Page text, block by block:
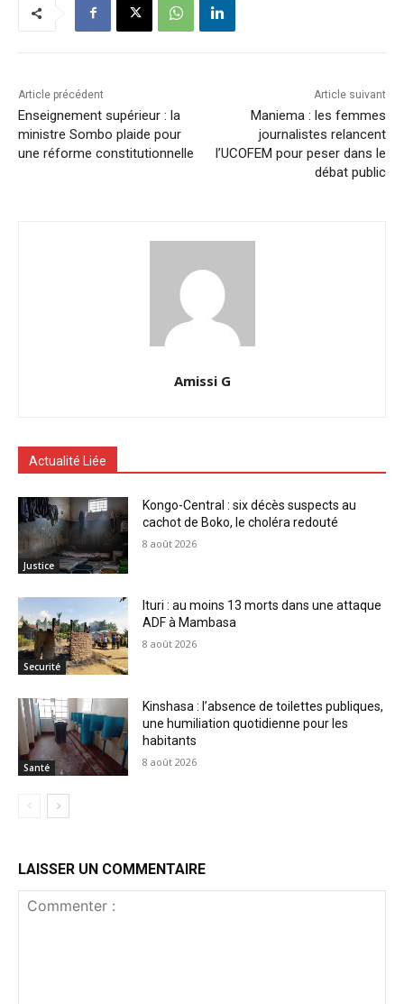
Article précédent
Enseignement supérieur : la
ministre Sombo plaide pour
une réforme constitutionnelle
Article suivant
Maniema : les femmes
journalistes relancent
l’UCOFEM pour peser dans le
débat public
Amissi G
Actualité Liée
Justice
Kongo-Central : six décès suspects au
cachot de Boko, le choléra redouté
8 août 2026
Securité
Ituri : au moins 13 morts dans une attaque
ADF à Mambasa
8 août 2026
Santé
Kinshasa : l’absence de toilettes publiques,
une humiliation quotidienne pour les
habitants
8 août 2026
LAISSER UN COMMENTAIRE